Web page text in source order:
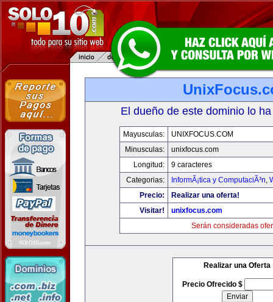
El dueño de este dominio lo
Mayusculas:
UNIXFOCUS.COM
Minusculas:
unixfocus.com
Longitud:
9 caracteres
Categorias:
InformÃ¡tica y ComputaciÃ³n,
Precio:
Realizar una oferta!
Visitar!
unixfocus.com
Serán consideradas
Realizar una Oferta
Precio Ofrecido $